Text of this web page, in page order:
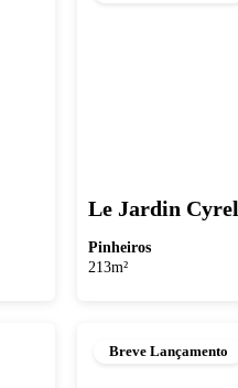
Le Jardin
Pinheiros
213m²
Breve Lançamento